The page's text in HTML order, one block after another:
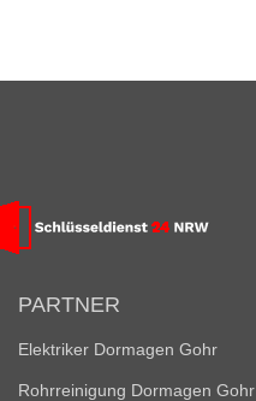
PARTNER
Elektriker Dormagen Gohr
Rohrreinigung Dormagen Gohr